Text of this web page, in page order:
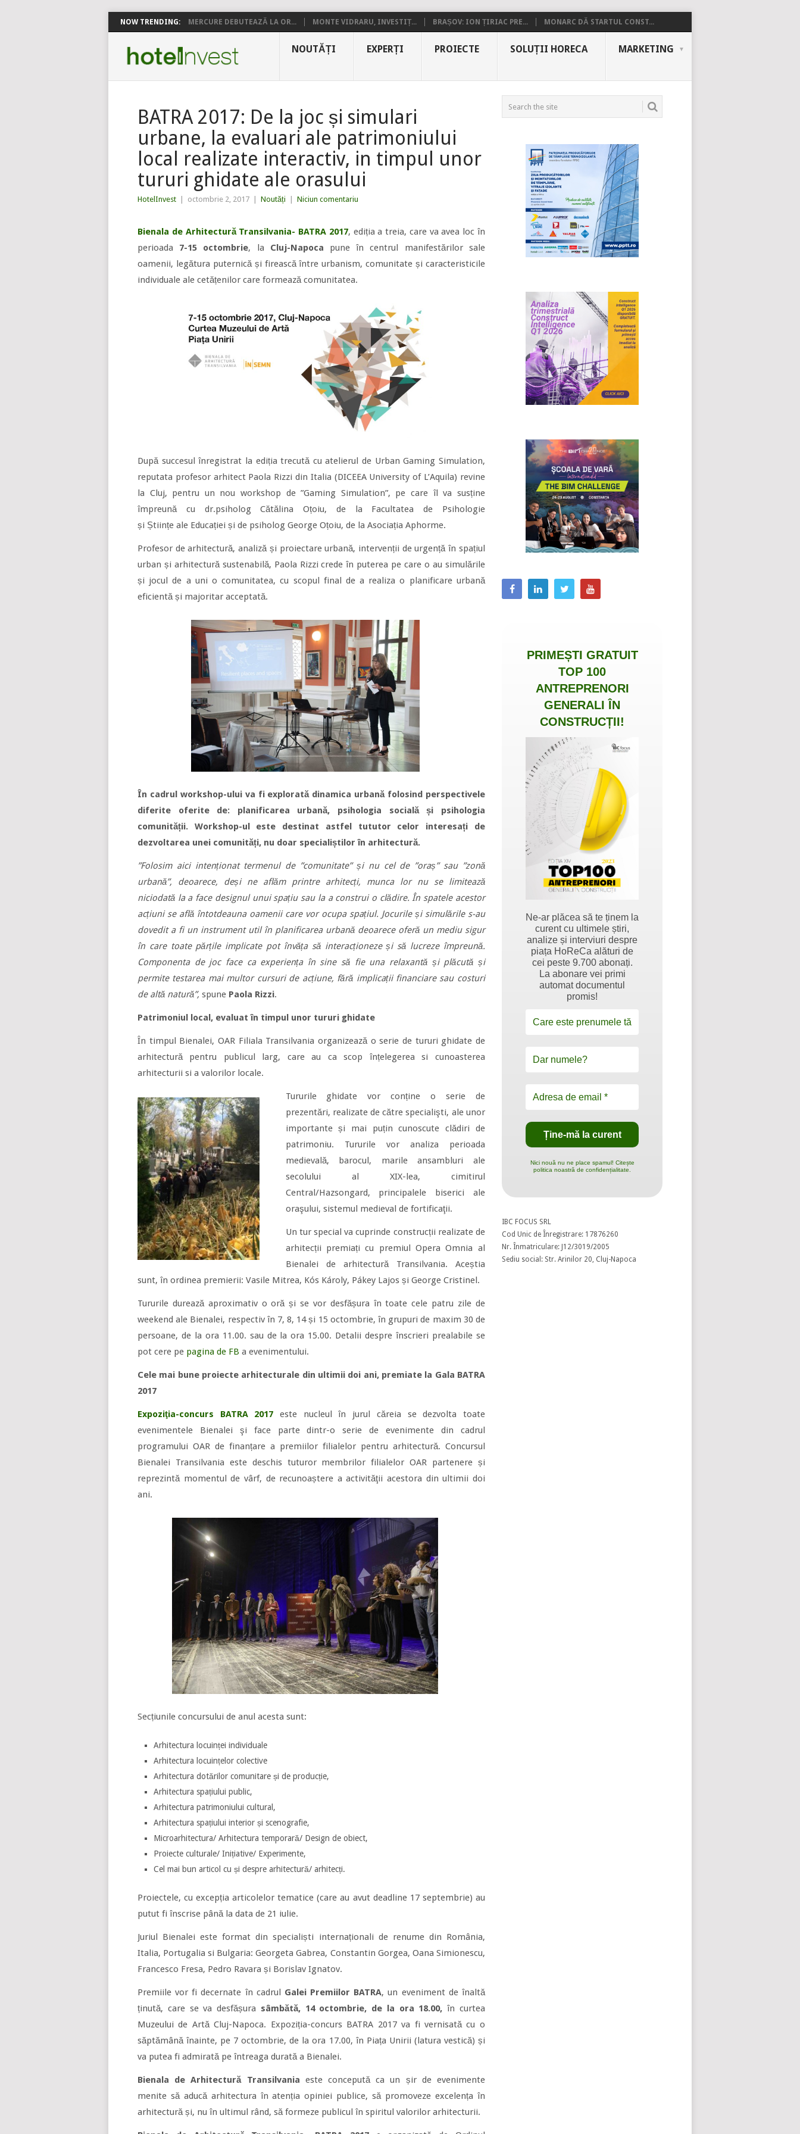
NOW TRENDING: MERCURE DEBUTEAZĂ LA OR... MONTE VIDRARU, INVESTIȚ... BRAȘOV: ION ȚIRIAC PRE... MONARC DĂ STARTUL CONST...
NOUTĂȚI EXPERȚI PROIECTE SOLUȚII HORECA MARKETING
BATRA 2017: De la joc și simulari
urbane, la evaluari ale patrimoniului
local realizate interactiv, in timpul unor
tururi ghidate ale orasului
HotelInvest octombrie 2, 2017 Noutăți Niciun comentariu
Bienala de Arhitectură Transilvania- BATRA 2017, ediția a treia, care va avea loc în
perioada 7-15 octombrie, la Cluj-Napoca pune în centrul manifestărilor sale
oamenii, legătura puternică și firească între urbanism, comunitate și caracteristicile
individuale ale cetățenilor care formează comunitatea.
După succesul înregistrat la ediția trecută cu atelierul de Urban Gaming Simulation,
reputata profesor arhitect Paola Rizzi din Italia (DICEEA University of L’Aquila) revine
la Cluj, pentru un nou workshop de ”Gaming Simulation”, pe care îl va susține
împreună cu dr.psiholog Cătălina Oțoiu, de la Facultatea de Psihologie
și Științe ale Educației și de psiholog George Oțoiu, de la Asociația Aphorme.
Profesor de arhitectură, analiză și proiectare urbană, intervenții de urgență în spațiul
urban și arhitectură sustenabilă, Paola Rizzi crede în puterea pe care o au simulările
și jocul de a uni o comunitatea, cu scopul final de a realiza o planificare urbană
eficientă și majoritar acceptată.
În cadrul workshop-ului va fi explorată dinamica urbană folosind perspectivele
diferite oferite de: planificarea urbană, psihologia socială și psihologia
comunității. Workshop-ul este destinat astfel tututor celor interesați de
dezvoltarea unei comunități, nu doar specialiștilor în arhitectură.
”Folosim aici intenționat termenul de ”comunitate” și nu cel de ”oraș” sau ”zonă
urbană”, deoarece, deși ne aflăm printre arhitecți, munca lor nu se limitează
niciodată la a face designul unui spațiu sau la a construi o clădire. În spatele acestor
acțiuni se află întotdeauna oamenii care vor ocupa spațiul. Jocurile și simulările s-au
dovedit a fi un instrument util în planificarea urbană deoarece oferă un mediu sigur
în care toate părțile implicate pot învăța să interacționeze și să lucreze împreună.
Componenta de joc face ca experiența în sine să fie una relaxantă și plăcută și
permite testarea mai multor cursuri de acțiune, fără implicații financiare sau costuri
de altă natură”, spune Paola Rizzi.
Patrimoniul local, evaluat în timpul unor tururi ghidate
În timpul Bienalei, OAR Filiala Transilvania organizează o serie de tururi ghidate de
arhitectură pentru publicul larg, care au ca scop înțelegerea si cunoasterea
arhitecturii si a valorilor locale.
Tururile ghidate vor conține o serie de
prezentări, realizate de către specialişti, ale unor
importante și mai puțin cunoscute clădiri de
patrimoniu. Tururile vor analiza perioada
medievală, barocul, marile ansambluri ale
secolului al XIX-­lea, cimitirul
Central/Hazsongard, principalele biserici ale
oraşului, sistemul medieval de fortificaţii.
Un tur special va cuprinde construcții realizate de
arhitecții premiați cu premiul Opera Omnia al
Bienalei de arhitectură Transilvania. Aceștia
sunt, în ordinea premierii: Vasile Mitrea, Kós Károly, Pákey Lajos și George Cristinel.
Tururile durează aproximativ o oră și se vor desfășura în toate cele patru zile de
weekend ale Bienalei, respectiv în 7, 8, 14 și 15 octombrie, în grupuri de maxim 30 de
persoane, de la ora 11.00. sau de la ora 15.00. Detalii despre înscrieri prealabile se
pot cere pe pagina de FB a evenimentului.
Cele mai bune proiecte arhitecturale din ultimii doi ani, premiate la Gala BATRA
2017
Expoziţia-concurs BATRA 2017 este nucleul în jurul căreia se dezvolta toate
evenimentele Bienalei şi face parte dintr-o serie de evenimente din cadrul
programului OAR de finanțare a premiilor filialelor pentru arhitectură. Concursul
Bienalei Transilvania este deschis tuturor membrilor filialelor OAR partenere și
reprezintă momentul de vârf, de recunoaștere a activităţii acestora din ultimii doi
ani.
Secțiunile concursului de anul acesta sunt:
Arhitectura locuinței individuale
Arhitectura locuințelor colective
Arhitectura dotărilor comunitare și de producție,
Arhitectura spațiului public,
Arhitectura patrimoniului cultural,
Arhitectura spațiului interior și scenografie,
Microarhitectura/ Arhitectura temporară/ Design de obiect,
Proiecte culturale/ Inițiative/ Experimente,
Cel mai bun articol cu și despre arhitectură/ arhitecți.
Proiectele, cu excepția articolelor tematice (care au avut deadline 17 septembrie) au
putut fi înscrise până la data de 21 iulie.
Juriul Bienalei este format din specialiști internaționali de renume din România,
Italia, Portugalia si Bulgaria: Georgeta Gabrea, Constantin Gorgea, Oana Simionescu,
Francesco Fresa, Pedro Ravara și Borislav Ignatov.
Premiile vor fi decernate în cadrul Galei Premiilor BATRA, un eveniment de înaltă
ținută, care se va desfășura sâmbătă, 14 octombrie, de la ora 18.00, în curtea
Muzeului de Artă Cluj-Napoca. Expoziția-concurs BATRA 2017 va fi vernisată cu o
săptămână înainte, pe 7 octombrie, de la ora 17.00, în Piața Unirii (latura vestică) și
va putea fi admirată pe întreaga durată a Bienalei.
Bienala de Arhitectură Transilvania este concepută ca un șir de evenimente
menite să aducă arhitectura în atenția opiniei publice, să promoveze excelența în
arhitectură și, nu în ultimul rând, să formeze publicul în spiritul valorilor arhitecturii.
PRIMEȘTI GRATUIT
TOP 100
ANTREPRENORI
GENERALI ÎN
CONSTRUCȚII!
Ne-ar plăcea să te ținem la
curent cu ultimele știri,
analize și interviuri despre
piața HoReCa alături de
cei peste 9.700 abonați.
La abonare vei primi
automat documentul
promis!
Nici nouă nu ne place spamul! Citește
politica noastră de confidențialitate.
IBC FOCUS SRL
Cod Unic de Înregistrare: 17876260
Nr. Înmatriculare: J12/3019/2005
Sediu social: Str. Arinilor 20, Cluj-Napoca